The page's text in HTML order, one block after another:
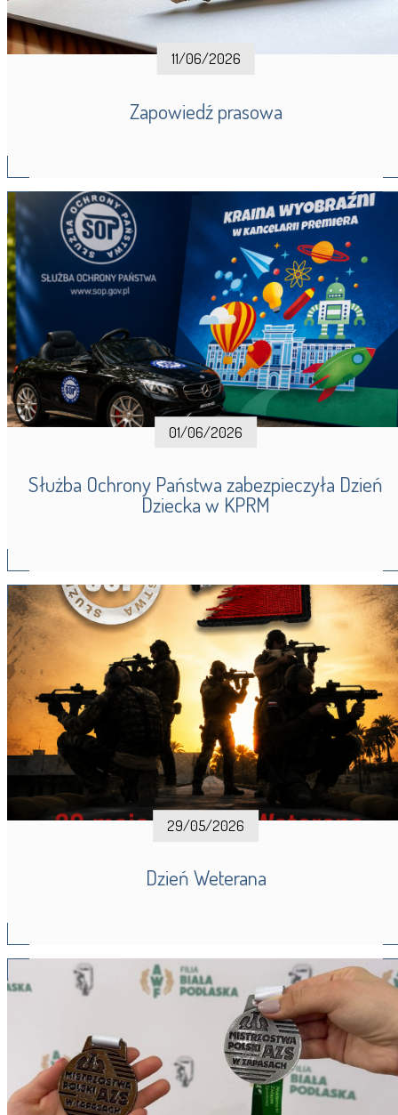
11/06/2026
Zapowiedź prasowa
01/06/2026
Służba Ochrony Państwa zabezpieczyła Dzień
Dziecka w KPRM
29/05/2026
Dzień Weterana